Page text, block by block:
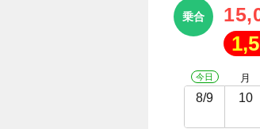
乗合
今日
8/9
月
10